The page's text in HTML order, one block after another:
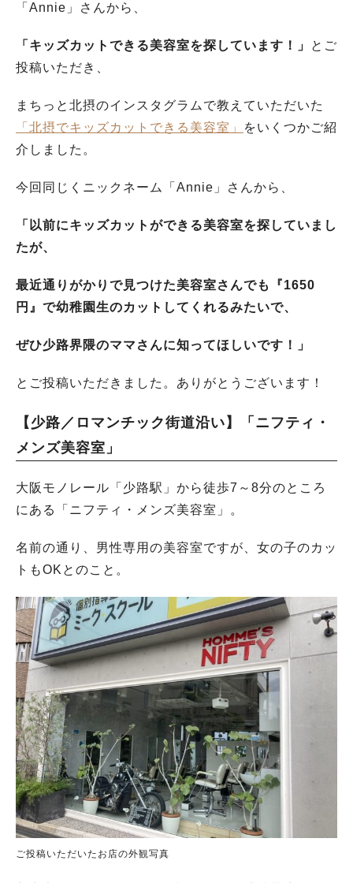
「Annie」さんから、
「キッズカットできる美容室を探しています！」
とご
投稿いただき、
まちっと北摂のインスタグラムで教えていただいた
「北摂でキッズカットできる美容室」
をいくつかご紹
介しました。
今回同じくニックネーム「Annie」さんから、
「以前にキッズカットができる美容室を探していまし
たが、
最近通りがかりで見つけた美容室さんでも『1650
円』で幼稚園生のカットしてくれるみたいで、
ぜひ少路界隈のママさんに知ってほしいです！ 」
とご投稿いただきました。ありがとうございます！
【少路／ロマンチック街道沿い】「ニフティ・
メンズ美容室」
大阪モノレール「少路駅」から徒歩7～8分のところ
にある「ニフティ・メンズ美容室」。
名前の通り、男性専用の美容室ですが、女の子のカッ
トもOKとのこと。
ご投稿いただいたお店の外観写真